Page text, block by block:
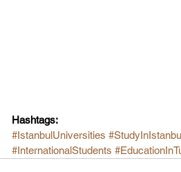
Hashtags:
#IstanbulUniversities
#InternationalStudents